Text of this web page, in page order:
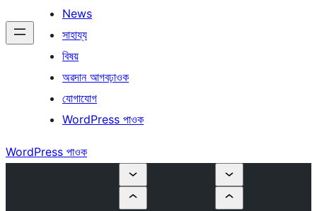
News
সাহায্য
বিষয়
অৱদান আগবঢ়াওক
যোগাযোগ
WordPress পাওক
WordPress পাওক